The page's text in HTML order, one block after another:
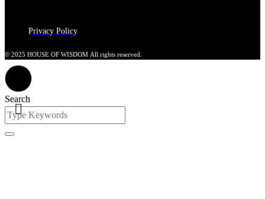
Privacy Policy
© 2025 HOUSE OF WISDOM All rights reserved.
Search